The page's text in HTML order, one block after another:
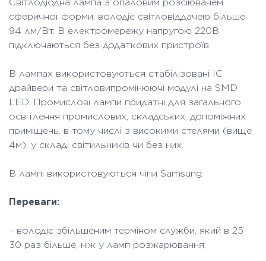
сферичної форми, володіє світловіддачею більше
94 лм/Вт. В електромережу напругою 220В
підключаються без додаткових пристроїв.
В лампах використовуються стабілізовані IC
драйвери та світловипромінюючі модулі на SMD
LED. Промислові лампи придатні для загального
освітлення промислових, складських, допоміжних
приміщень, в тому числі з високими стелями (вище
4м), у складі світильників чи без них.
В лампі використовуються чіпи Samsung.
Переваги:
– володіє збільшеним терміном служби, який в 25-
30 раз більше, ніж у ламп розжарювання;